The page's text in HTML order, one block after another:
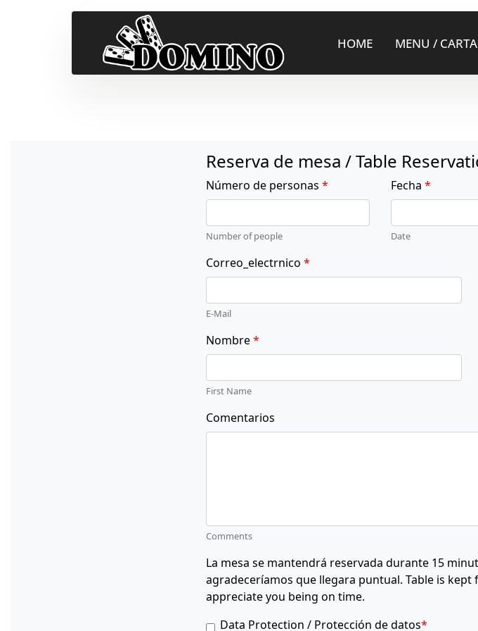
HOME MENU / CARTA